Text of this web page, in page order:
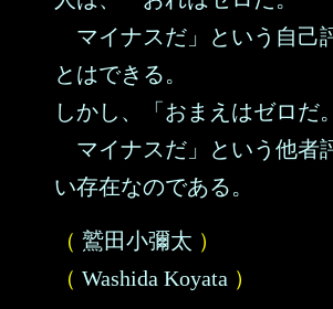
マイナスだ」という自己
とはできる。
しかし、「おまえはゼロだ。
マイナスだ」という他者
い存在なのである。
（ 鷲田小彌太 ）
（ Washida Koyata ）